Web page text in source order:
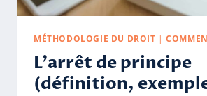
MÉTHODOLOGIE DU DROIT |
L’arrêt de principe
(définition,